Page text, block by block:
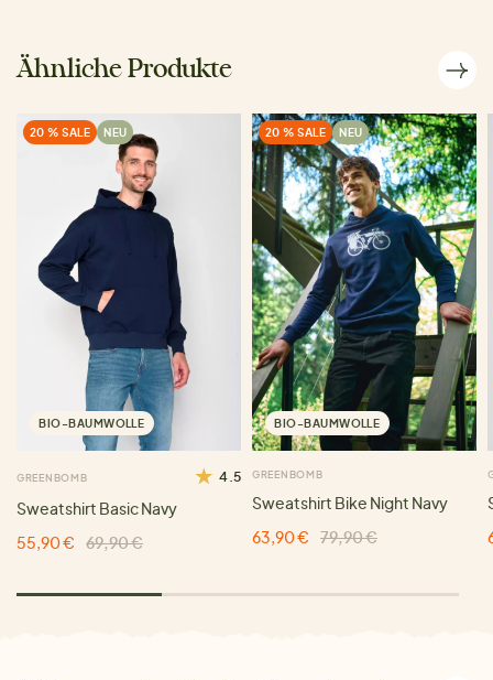
Ähnliche Produkte
20 % SALE NEU
BIO-BAUMWOLLE
GREENBOMB 4.5
Sweatshirt Basic Navy
55,90 €
69,90 €
20 % SALE NEU
BIO-BAUMWOLLE
GREENBOMB
Sweatshirt Bike Night Navy
63,90 €
79,90 €